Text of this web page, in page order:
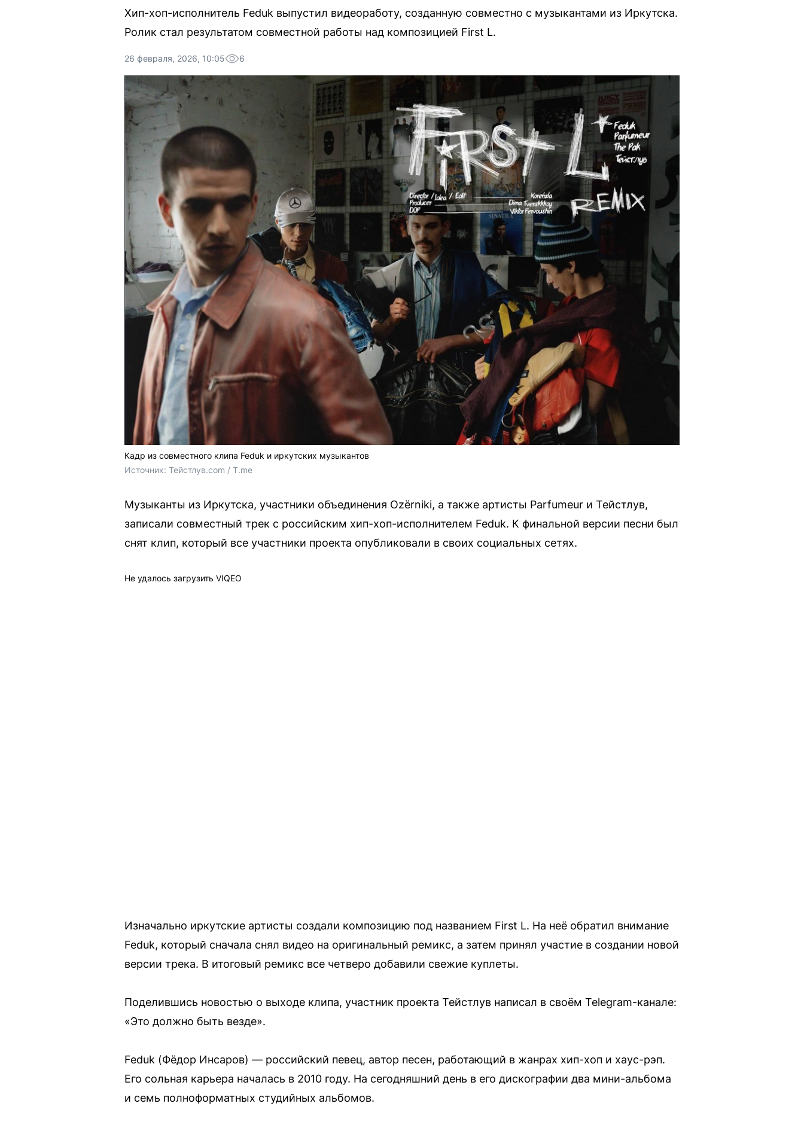
Хип-хоп-исполнитель Feduk выпустил видеоработу, созданную совместно с музыкантами из Иркутска.
Ролик стал результатом совместной работы над композицией First L.
26 февраля, 2026, 10:05 6
Кадр из совместного клипа Feduk и иркутских музыкантов
Источник: Тейстлув.com / T.me
Музыканты из Иркутска, участники объединения Ozёrniki, а также артисты Parfumeur и Тейстлув,
записали совместный трек с российским хип-хоп-исполнителем Feduk. К финальной версии песни был
снят клип, который все участники проекта опубликовали в своих социальных сетях.
Не удалось загрузить VIQEO
Изначально иркутские артисты создали композицию под названием First L. На неё обратил внимание
Feduk, который сначала снял видео на оригинальный ремикс, а затем принял участие в создании новой
версии трека. В итоговый ремикс все четверо добавили свежие куплеты.
Поделившись новостью о выходе клипа, участник проекта Тейстлув написал в своём Telegram-канале:
«Это должно быть везде».
Feduk (Фёдор Инсаров) — российский певец, автор песен, работающий в жанрах хип-хоп и хаус-рэп.
Его сольная карьера началась в 2010 году. На сегодняшний день в его дискографии два мини-альбома
и семь полноформатных студийных альбомов.